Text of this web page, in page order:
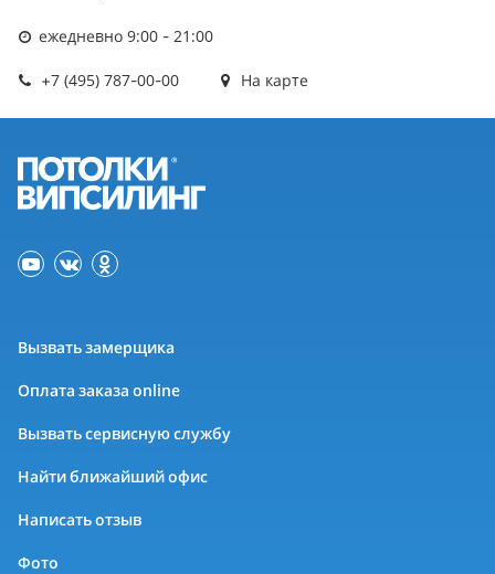
ежедневно 9:00 - 21:00
+7 (495) 787-00-00 На карте
Вызвать замерщика
Оплата заказа online
Вызвать сервисную службу
Найти ближайший офис
Написать отзыв
Фото